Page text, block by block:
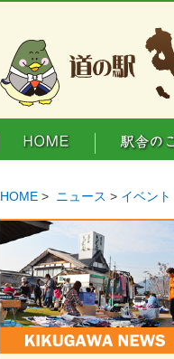
HOME > ニュース > イベント